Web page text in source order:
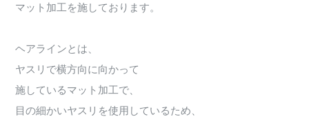
マット加工を施しております。
ヘアラインとは、
ヤスリで横方向に向かって
施しているマット加工で、
目の細かいヤスリを使用しているため、